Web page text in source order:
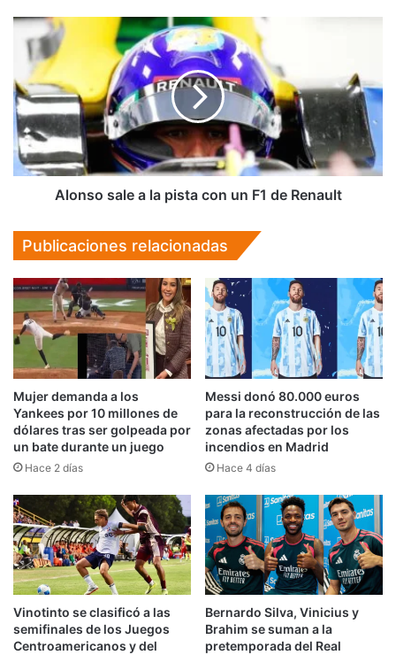
ensayos
Alonso
sale
la
pista
con
un
F1
de
Alonso sale a la pista con un F1 de Renault
Publicaciones relacionadas
Mujer demanda a los
Yankees por 10 millones de
dólares tras ser golpeada por
un bate durante un juego
Hace 2 días
Messi donó 80.000 euros
para la reconstrucción de las
zonas afectadas por los
incendios en Madrid
Hace 4 días
Vinotinto se clasificó a las
semifinales de los Juegos
Centroamericanos y del
Bernardo Silva, Vinicius y
Brahim se suman a la
pretemporada del Real